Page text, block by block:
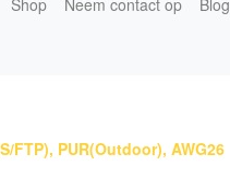
Shop Neem contact op Blog
FTP), PUR(Outdoor), AWG26